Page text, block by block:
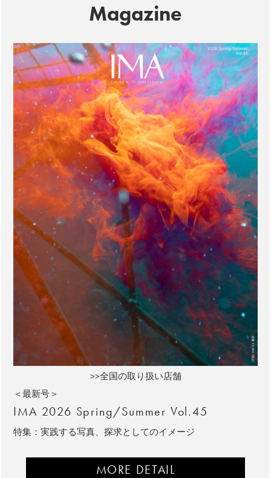
Magazine
>>全国の取り扱い店舗
＜最新号＞
IMA 2026 Spring/Summer Vol.45
特集：実践する写真、探求としてのイメージ
MORE DETAIL